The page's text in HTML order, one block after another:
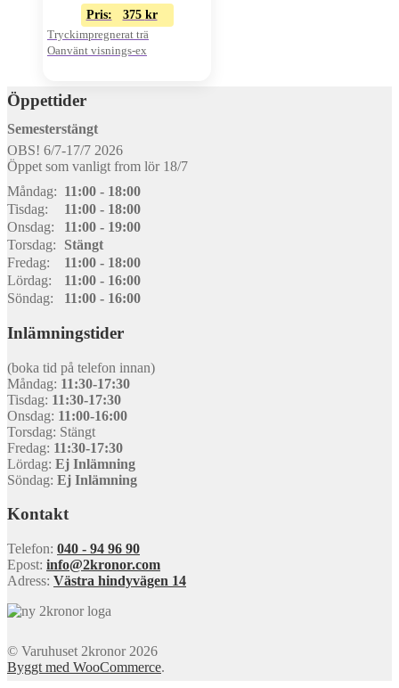
Pris: 375 kr
Tryckimpregnerat trä
Oanvänt visnings-ex
Öppettider
Semesterstängt
OBS! 6/7-17/7 2026
Öppet som vanligt from lör 18/7
Måndag: 11:00 - 18:00
Tisdag:
11:00 - 18:00
Onsdag:
11:00 - 19:00
Torsdag:
Stängt
Fredag:
11:00 - 18:00
Lördag:
11:00 - 16:00
Söndag:
11:00 - 16:00
Inlämningstider
(boka tid på telefon innan)
Måndag: 11:30-17:30
Tisdag: 11:30-17:30
Onsdag: 11:00-16:00
Torsdag: Stängt
Fredag: 11:30-17:30
Lördag: Ej Inlämning
Söndag: Ej Inlämning
Kontakt
Telefon: 040 - 94 96 90
Epost: info@2kronor.com
Adress: Västra hindyvägen 14
© Varuhuset 2kronor 2026
Byggt med WooCommerce.